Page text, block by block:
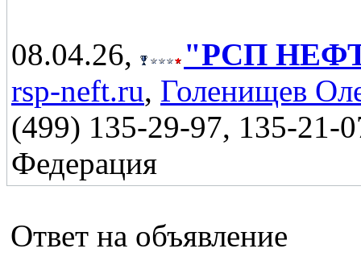
08.04.26,
"РСП
rsp-neft.ru, Голенищев
(499) 135-29-97, 135-21-
Федерация
Ответ на объявление